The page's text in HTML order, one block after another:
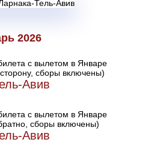
2026
с вылетом в Январе
сборы включены)
Авив
с вылетом в Январе
сборы включены)
Авив